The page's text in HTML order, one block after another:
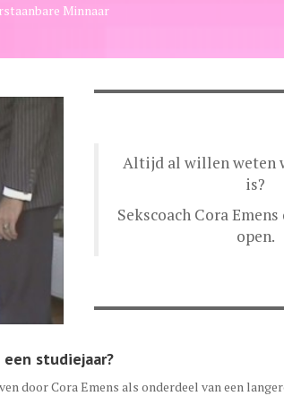
Minnaar
Altijd al willen weten
is?
Sekscoach Cora
open.
studiejaar?
door Cora Emens als onderdeel van een